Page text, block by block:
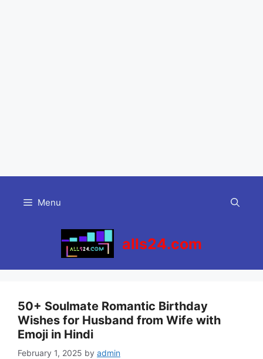
content
Menu
alls24.com
50+ Soulmate Romantic Birthday
Wishes for Husband from Wife with
Emoji in Hindi
February 1, 2025 by admin